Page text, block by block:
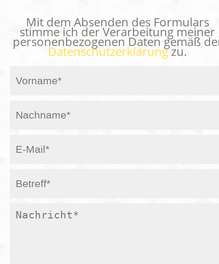
Mit dem Absenden des Formulars
stimme ich der Verarbeitung meiner
personenbezogenen Daten gemäß
Datenschutzerklärungzu.